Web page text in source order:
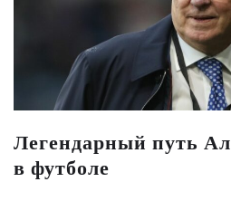
Легендарный путь
в футболе